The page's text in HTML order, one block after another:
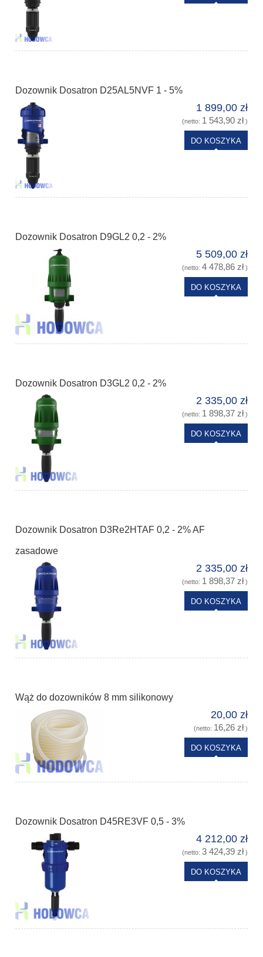
Dozownik Dosatron D25AL5NVF 1 - 5%
1 899,00 zł
(netto: 1 543,90 zł)
DO KOSZYKA
Dozownik Dosatron D9GL2 0,2 - 2%
5 509,00 zł
(netto: 4 478,86 zł)
DO KOSZYKA
Dozownik Dosatron D3GL2 0,2 - 2%
2 335,00 zł
(netto: 1 898,37 zł)
DO KOSZYKA
Dozownik Dosatron D3Re2HTAF 0,2 - 2% AF
zasadowe
2 335,00 zł
(netto: 1 898,37 zł)
DO KOSZYKA
Wąż do dozowników 8 mm silikonowy
20,00 zł
(netto: 16,26 zł)
DO KOSZYKA
Dozownik Dosatron D45RE3VF 0,5 - 3%
4 212,00 zł
(netto: 3 424,39 zł)
DO KOSZYKA